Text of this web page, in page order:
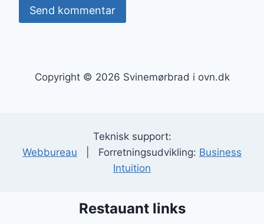
Copyright © 2026 Svinemørbrad i ovn.dk
Teknisk support:
Webbureau | Forretningsudvikling: Business
Intuition
Restauant links